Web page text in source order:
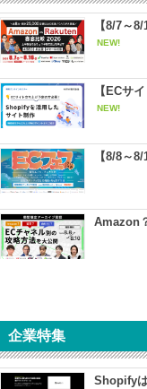
【8/7～
NEW!
【ECサ
NEW!
【8/8～
Amazon
企業特集
Shopify